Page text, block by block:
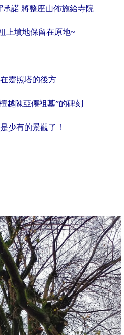
承諾 將整座山佈施給寺院
上墳地保留在原地~
靈照塔的後方
越陳亞僊祖墓”的碑刻
少有的景觀了！